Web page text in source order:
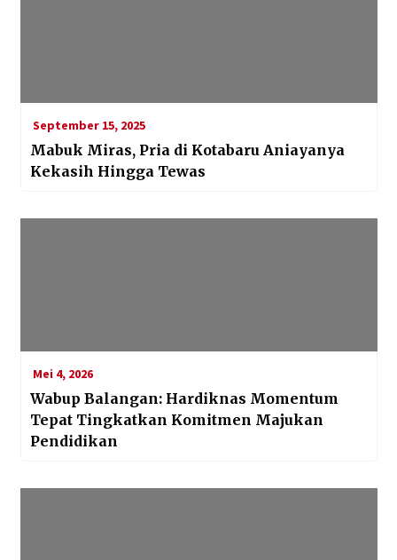
September 15, 2025
Mabuk Miras, Pria di Kotabaru Aniayanya
Kekasih Hingga Tewas
Mei 4, 2026
Wabup Balangan: Hardiknas Momentum
Tepat Tingkatkan Komitmen Majukan
Pendidikan